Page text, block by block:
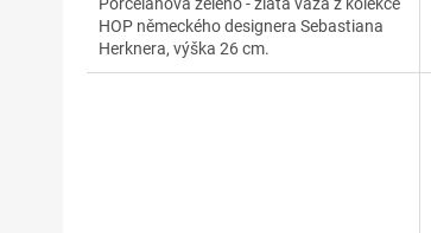
HOP německého designera Sebastiana
Herknera, výška 26 cm.